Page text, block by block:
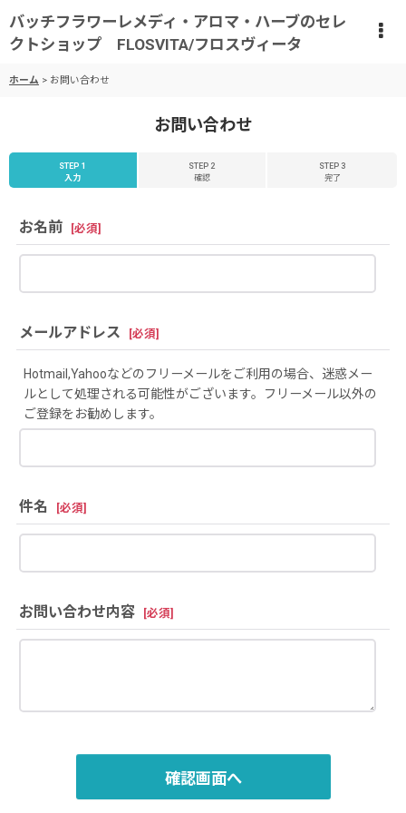
バッチフラワーレメディ・アロマ・ハーブのセレ
クトショップ FLOSVITA/フロスヴィータ
ホーム > お問い合わせ
お問い合わせ
STEP 1
入力
STEP 2
確認
STEP 3
完了
お名前 [必須]
メールアドレス [必須]
Hotmail,Yahooなどのフリーメールをご利用の場合、迷惑メー
ルとして処理される可能性がございます。フリーメール以外の
ご登録をお勧めします。
件名 [必須]
お問い合わせ内容 [必須]
確認画面へ